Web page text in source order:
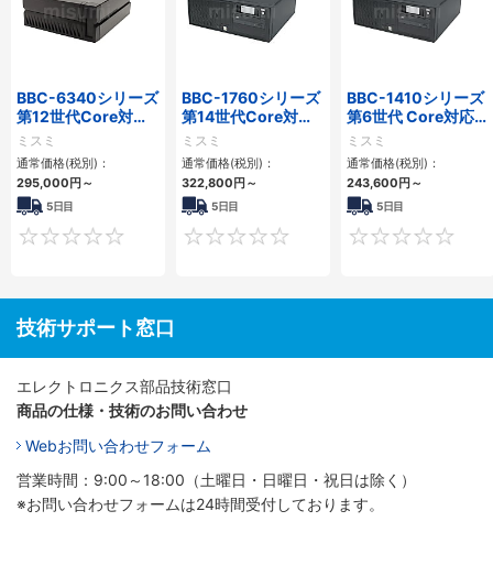
BBC-6340シリーズ
第12世代Core対応
小型フロアマウント
PC2PCI/2PCIe
ミスミ
通常価格(税別)：
295,000円～
5日目
0
BBC-1760シリーズ
第14世代Core対応
小型フロアマウント
3PCIe
ミスミ
通常価格(税別)：
322,800円～
5日目
0
BBC-1410シリーズ
第6世代 Core対応フ
ロアマウントFAPC
3PCI・3PCIe
ミスミ
通常価格(税別)：
243,600円～
5日目
技術サポート窓口
エレクトロニクス部品技術窓口
商品の仕様・技術のお問い合わせ
Webお問い合わせフォーム
営業時間：9:00～18:00（土曜日・日曜日・祝日は除く）
※お問い合わせフォームは24時間受付しております。